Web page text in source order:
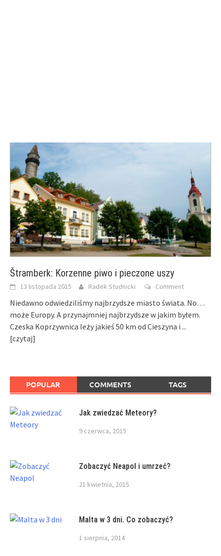
Štramberk: Korzenne piwo i pieczone uszy
13 listopada 2015 Radek Studnicki Comment
Niedawno odwiedziliśmy najbrzydsze miasto świata. No…
może Europy. A przynajmniej najbrzydsze w jakim byłem.
Czeska Koprzywnica leży jakieś 50 km od Cieszyna i ...
[czytaj]
POPULAR COMMENTS TAGS
Jak zwiedzać Meteory?
9 czerwca, 2015
Zobaczyć Neapol i umrzeć?
21 kwietnia, 2015
Malta w 3 dni. Co zobaczyć?
1 sierpnia, 2014